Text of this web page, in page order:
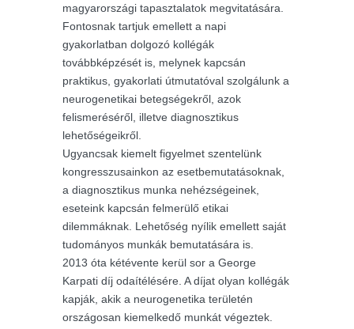
magyarországi tapasztalatok megvitatására.
Fontosnak tartjuk emellett a napi
gyakorlatban dolgozó kollégák
továbbképzését is, melynek kapcsán
praktikus, gyakorlati útmutatóval szolgálunk a
neurogenetikai betegségekről, azok
felismeréséről, illetve diagnosztikus
lehetőségeikről.
Ugyancsak kiemelt figyelmet szentelünk
kongresszusainkon az esetbemutatásoknak,
a diagnosztikus munka nehézségeinek,
eseteink kapcsán felmerülő etikai
dilemmáknak. Lehetőség nyílik emellett saját
tudományos munkák bemutatására is.
2013 óta kétévente kerül sor a George
Karpati díj odaítélésére. A díjat olyan kollégák
kapják, akik a neurogenetika területén
országosan kiemelkedő munkát végeztek.